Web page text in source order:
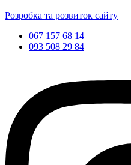
Розробка та розвиток сайту
067 157 68 14
093 508 29 84